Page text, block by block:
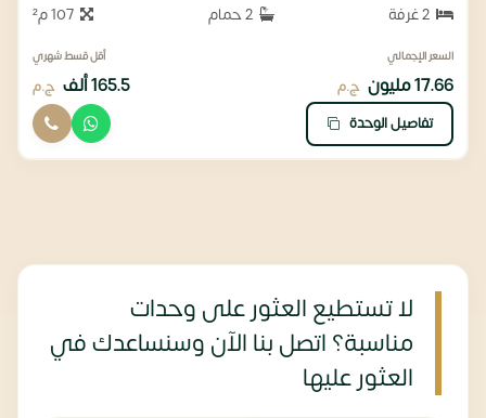
2 حمام 107 م²
السعر الإجمالي
17.66 مليون ج.م
أقل قسط شهري
165.5 ألف ج.م
تفاصيل الوحدة
لا تستطيع العثور على وحدات
مناسبة؟ اتصل بنا الآن وسنساعدك في
العثور عليها